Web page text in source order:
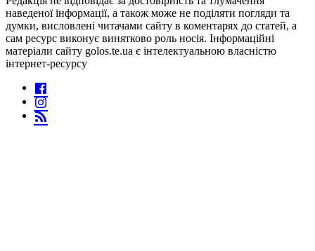
наведеної інформації, а також може не поділяти погляди та
думки, висловлені читачами сайту в коментарях до статей, а
сам ресурс виконує винятково роль носія. Інформаційні
матеріали сайту golos.te.ua є інтелектуальною власністю
інтернет-ресурсу